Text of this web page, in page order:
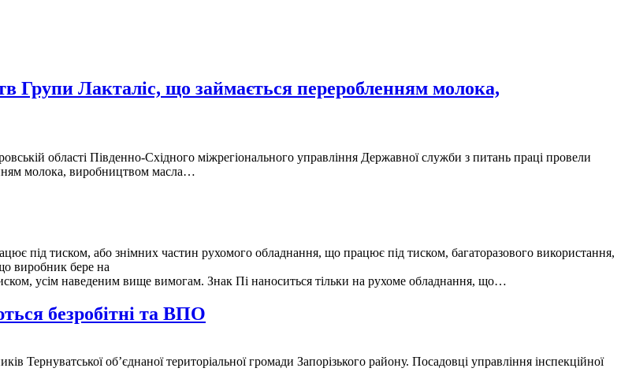
Групи Лакталіс, що займається переробленням молока,
області Південно-Східного міжрегіонального управління Державної служби з питань праці провели
молока, виробництвом масла…
під тиском, або знімних частин рухомого обладнання, що працює під тиском, багаторазового використання,
виробник бере на
усім наведеним вище вимогам. Знак Пі наноситься тільки на рухоме обладнання, що…
безробітні та ВПО
Тернуватської об’єднаної територіальної громади Запорізького району. Посадовці управління інспекційної